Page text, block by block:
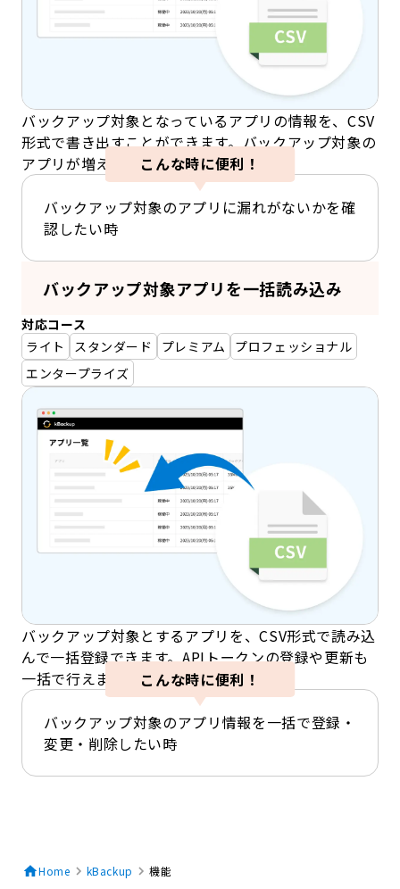
バックアップ対象となっているアプリの情報を、CSV
形式で書き出すことができます。バックアップ対象の
アプリが増えても効率的に管理できます。
こんな時に便利！
バックアップ対象のアプリに漏れがないかを確
認したい時
バックアップ対象アプリを一括読み込み
対応コース
ライト
スタンダード プレミアム
プロフェッショナル
エンタープライズ
バックアップ対象とするアプリを、CSV形式で読み込
んで一括登録できます。APIトークンの登録や更新も
一括で行えます。
こんな時に便利！
バックアップ対象のアプリ情報を一括で登録・
変更・削除したい時
Home kBackup 機能